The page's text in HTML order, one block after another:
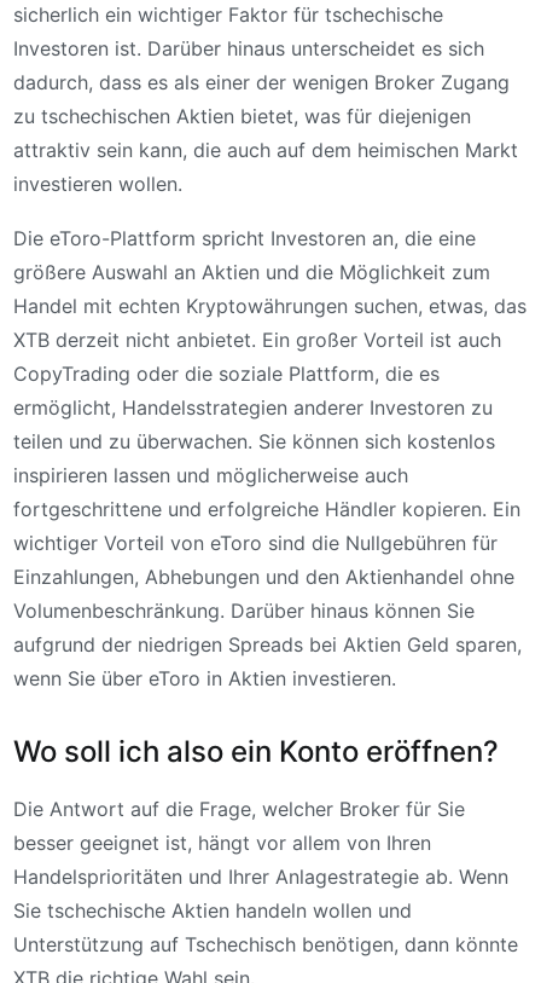
sicherlich ein wichtiger Faktor für tschechische
Investoren ist. Darüber hinaus unterscheidet es sich
dadurch, dass es als einer der wenigen Broker Zugang
zu tschechischen Aktien bietet, was für diejenigen
attraktiv sein kann, die auch auf dem heimischen Markt
investieren wollen.
Die eToro-Plattform spricht Investoren an, die eine
größere Auswahl an Aktien und die Möglichkeit zum
Handel mit echten Kryptowährungen suchen, etwas, das
XTB derzeit nicht anbietet. Ein großer Vorteil ist auch
CopyTrading oder die soziale Plattform, die es
ermöglicht, Handelsstrategien anderer Investoren zu
teilen und zu überwachen. Sie können sich kostenlos
inspirieren lassen und möglicherweise auch
fortgeschrittene und erfolgreiche Händler kopieren. Ein
wichtiger Vorteil von eToro sind die Nullgebühren für
Einzahlungen, Abhebungen und den Aktienhandel ohne
Volumenbeschränkung. Darüber hinaus können Sie
aufgrund der niedrigen Spreads bei Aktien Geld sparen,
wenn Sie über eToro in Aktien investieren.
Wo soll ich also ein Konto eröffnen?
Die Antwort auf die Frage, welcher Broker für Sie
besser geeignet ist, hängt vor allem von Ihren
Handelsprioritäten und Ihrer Anlagestrategie ab. Wenn
Sie tschechische Aktien handeln wollen und
Unterstützung auf Tschechisch benötigen, dann könnte
XTB die richtige Wahl sein.